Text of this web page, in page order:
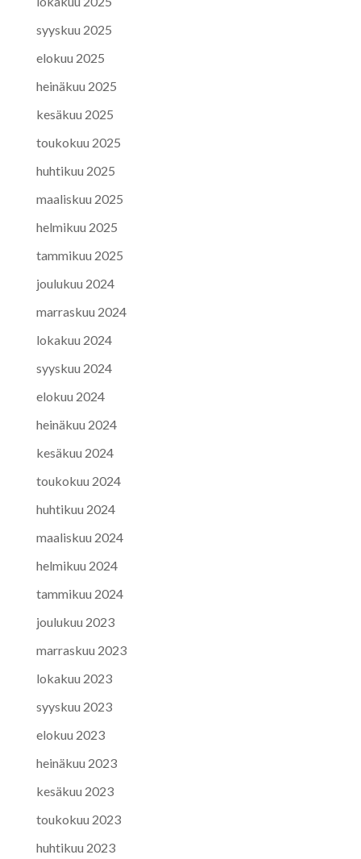
syyskuu 2025
elokuu 2025
heinäkuu 2025
kesäkuu 2025
toukokuu 2025
huhtikuu 2025
maaliskuu 2025
helmikuu 2025
tammikuu 2025
joulukuu 2024
marraskuu 2024
lokakuu 2024
syyskuu 2024
elokuu 2024
heinäkuu 2024
kesäkuu 2024
toukokuu 2024
huhtikuu 2024
maaliskuu 2024
helmikuu 2024
tammikuu 2024
joulukuu 2023
marraskuu 2023
lokakuu 2023
syyskuu 2023
elokuu 2023
heinäkuu 2023
kesäkuu 2023
toukokuu 2023
huhtikuu 2023